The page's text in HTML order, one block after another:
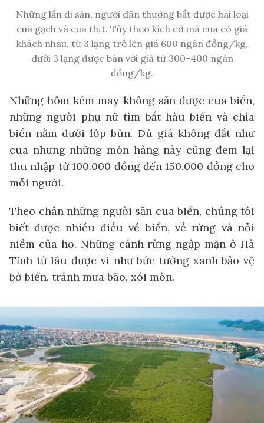
Những lần đi săn, người dân thường bắt được hai loại
cua gạch và cua thịt. Tùy theo kích cỡ mà cua có giá
khách nhau, từ 3 lạng trở lên giá 600 ngàn đồng/kg,
dưới 3 lạng được bán với giá từ 300-400 ngàn
đồng/kg.
Những hôm kém may không săn được cua biển,
những người phụ nữ tìm bắt hàu biển và chìa
biển nằm dưới lớp bùn. Dù giá không đắt như
cua nhưng những món hàng này cũng đem lại
thu nhập từ 100.000 đồng đến 150.000 đồng cho
mỗi người.
Theo chân những người săn cua biển, chúng tôi
biết được nhiều điều về biển, về rừng và nỗi
niềm của họ. Những cánh rừng ngập mặn ở Hà
Tĩnh từ lâu được ví như bức tường xanh bảo vệ
bờ biển, tránh mưa bão, xói mòn.